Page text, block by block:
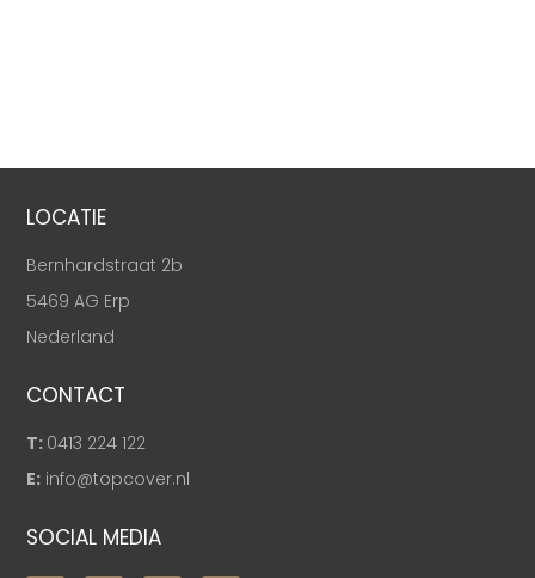
LOCATIE
Bernhardstraat 2b
5469 AG Erp
Nederland
CONTACT
T: 0413 224 122
E: info@topcover.nl
SOCIAL MEDIA